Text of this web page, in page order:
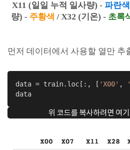
X11 (일일 누적 일사량) - 파란색
량) - 주황색 / X32 (기온) - 초록
먼저 데이터에서 사용할 열만 추
data = train.loc[:, [ 'X00' ,
data
위 코드를 복사하려면 여